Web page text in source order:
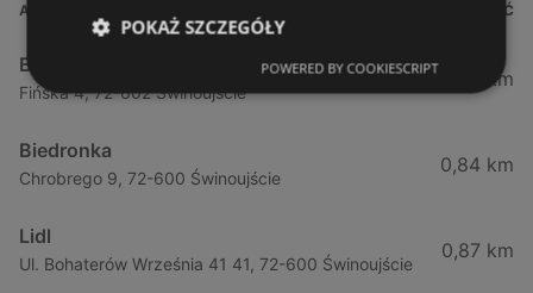
ADRES ODLEGŁOŚĆ
Biedronka
Fińska 4, 72-602 Świnoujście
0,23 km
Biedronka
Chrobrego 9, 72-600 Świnoujście
0,84 km
Lidl
Ul. Bohaterów Września 41 41, 72-600 Świnoujście
0,87 km
POKAŻ SZCZEGÓŁY
POWERED BY COOKIESCRIPT